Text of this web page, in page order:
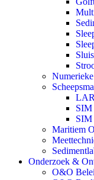
SIM
SIM
Maritiem
Onderzoek &
O&O